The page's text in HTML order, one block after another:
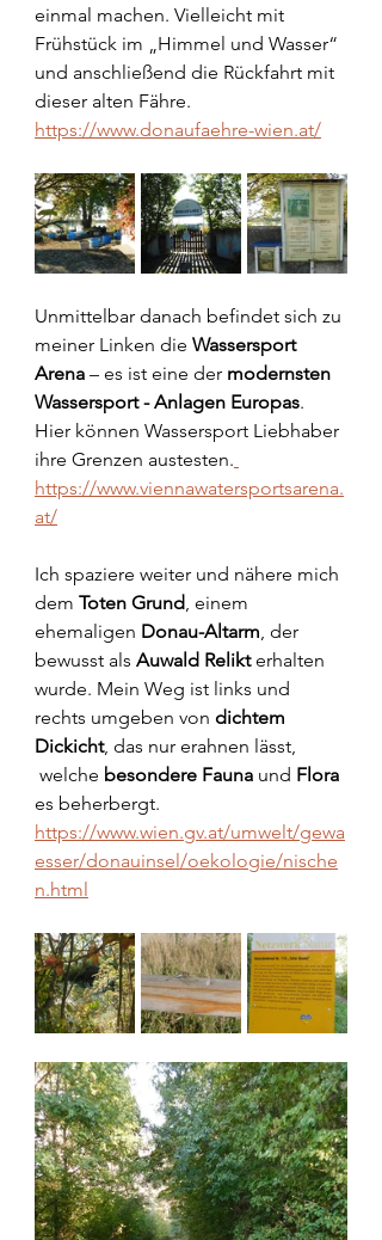
einmal machen. Vielleicht mit
Frühstück im „Himmel und Wasser“
und anschließend die Rückfahrt mit
dieser alten Fähre.
https://www.donaufaehre-wien.at/
Unmittelbar danach befindet sich zu
meiner Linken die Wassersport
Arena – es ist eine der modernsten
Wassersport - Anlagen Europas.
Hier können Wassersport Liebhaber
ihre Grenzen austesten.
https://www.viennawatersportsarena.
at/
Ich spaziere weiter und nähere mich
dem Toten Grund, einem
ehemaligen Donau-Altarm, der
bewusst als Auwald Relikt erhalten
wurde. Mein Weg ist links und
rechts umgeben von dichtem
Dickicht, das nur erahnen lässt,
welche besondere Fauna und Flora
es beherbergt.
https://www.wien.gv.at/umwelt/gewa
esser/donauinsel/oekologie/nische
n.html